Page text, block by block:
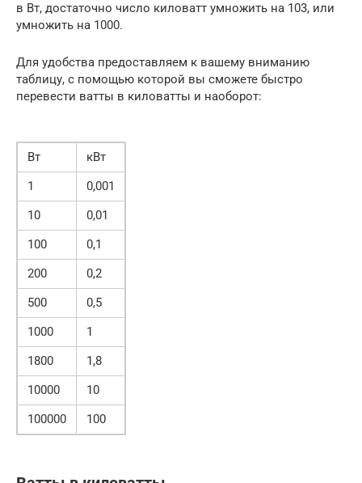
в Вт, достаточно число киловатт умножить на 103, или
умножить на 1000.
Для удобства предоставляем к вашему вниманию
таблицу, с помощью которой вы сможете быстро
перевести ватты в киловатты и наоборот:
Вт
кВт
1
0,001
10
0,01
100
0,1
200
0,2
500
0,5
1000
1
1800
1,8
10000
10
100000
100